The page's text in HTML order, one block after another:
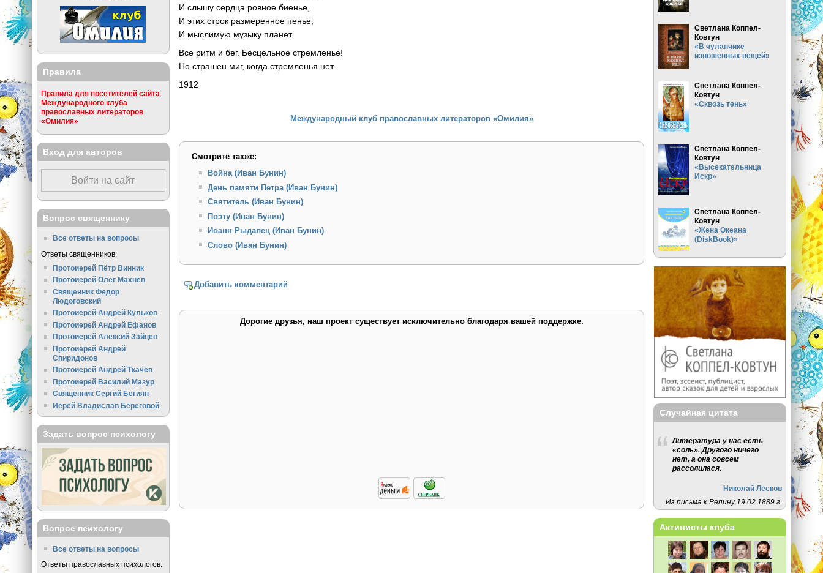
И слышу сердца ровное биенье,
И этих строк размеренное пенье,
И мыслимую музыку планет.
Все ритм и бег. Бесцельное стремленье!
Но страшен миг, когда стремленья нет.
1912
Международный клуб православных литераторов «Омилия»
Смотрите также:
Война (Иван Бунин)
День памяти Петра (Иван Бунин)
Святитель (Иван Бунин)
Поэту (Иван Бунин)
Иоанн Рыдалец (Иван Бунин)
Слово (Иван Бунин)
Добавить комментарий
Дорогие друзья, наш проект существует исключительно благодаря вашей поддержке.
Правила
Правила для посетителей сайта
Международного клуба
православных литераторов
«Омилия»
Вход для авторов
Войти на сайт
Вопрос священнику
Все ответы на вопросы
Ответы священников:
Протоиерей Пётр Винник
Протоиерей Олег Махнёв
Священник Федор
Людоговский
Протоиерей Андрей Кульков
Протоиерей Андрей Ефанов
Протоиерей Алексий Зайцев
Протоиерей Андрей
Спиридонов
Протоиерей Андрей Ткачёв
Протоиерей Василий Мазур
Священник Сергий Бегиян
Иерей Владислав Береговой
Задать вопрос психологу
Вопрос психологу
Все ответы на вопросы
Ответы православных психологов:
Светлана Коппел-
Ковтун
«В чуланчике
изношенных вещей»
Светлана Коппел-
Ковтун
«Сквозь тень»
Светлана Коппел-
Ковтун
«Высекательница
Искр»
Светлана Коппел-
Ковтун
«Жена Океана
(DiskBook)»
Случайная цитата
Литература у нас есть
«соль». Другого ничего
нет, а она совсем
рассолилася.
Николай Лесков
Из письма к Репину 19.02.1889 г.
Активисты клуба